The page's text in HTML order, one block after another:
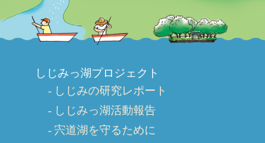
しじみっ湖プロジェクト
しじみの研究レポート
しじみっ湖活動報告
宍道湖を守るために